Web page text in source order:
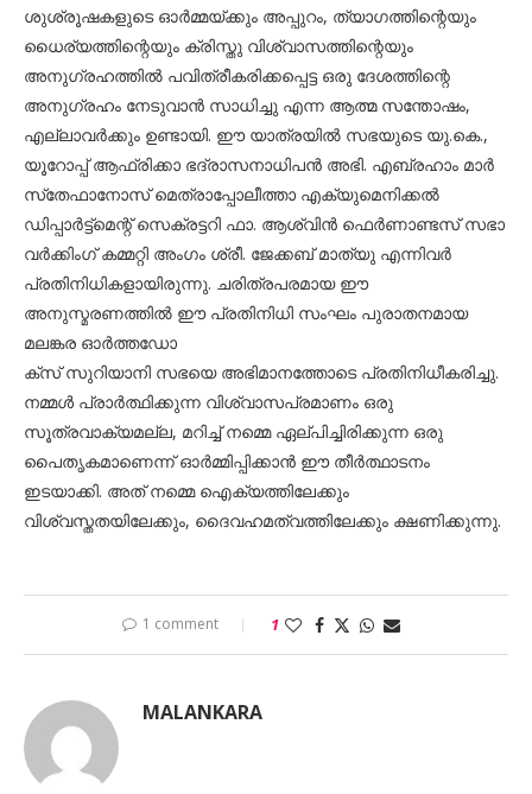
ശുശ്രൂഷകളുടെ ഓര്‍മ്മയ്ക്കും അപ്പുറം, ത്യാഗത്തിന്റെയും
ധൈര്യത്തിന്റെയും ക്രിസ്തു വിശ്വാസത്തിന്റെയും
അനുഗ്രഹത്തില്‍ പവിത്രീകരിക്കപ്പെട്ട ഒരു ദേശത്തിന്റെ
അനുഗ്രഹം നേടുവാന്‍ സാധിച്ചു എന്ന ആത്മ സന്തോഷം,
എല്ലാവര്‍ക്കും ഉണ്ടായി. ഈ യാത്രയില്‍ സഭയുടെ യു.കെ.,
യൂറോപ്പ് ആഫ്രിക്കാ ഭദ്രാസനാധിപന്‍ അഭി. എബ്രഹാം മാര്‍
സ്‌തേഫാനോസ് മെത്രാപ്പോലീത്താ എക്യുമെനിക്കല്‍
ഡിപ്പാര്‍ട്ട്‌മെന്റ് സെക്രട്ടറി ഫാ. ആശ്വിന്‍ ഫെര്‍ണാണ്ടസ് സഭാ
വര്‍ക്കിംഗ് കമ്മറ്റി അംഗം ശ്രീ. ജേക്കബ് മാത്യു എന്നിവര്‍
പ്രതിനിധികളായിരുന്നു. ചരിത്രപരമായ ഈ
അനുസ്മരണത്തില്‍ ഈ പ്രതിനിധി സംഘം പുരാതനമായ
മലങ്കര ഓര്‍ത്തഡോ
ക്‌സ് സുറിയാനി സഭയെ അഭിമാനത്തോടെ പ്രതിനിധീകരിച്ചു.
നമ്മള്‍ പ്രാര്‍ത്ഥിക്കുന്ന വിശ്വാസപ്രമാണം ഒരു
സൂത്രവാക്യമല്ല, മറിച്ച് നമ്മെ ഏല്പിച്ചിരിക്കുന്ന ഒരു
പൈതൃകമാണെന്ന് ഓര്‍മ്മിപ്പിക്കാന്‍ ഈ തീര്‍ത്ഥാടനം
ഇടയാക്കി. അത് നമ്മെ ഐക്യത്തിലേക്കും
വിശ്വസ്തതയിലേക്കും, ദൈവഹമത്വത്തിലേക്കും ക്ഷണിക്കുന്നു.
1 comment 1
MALANKARA